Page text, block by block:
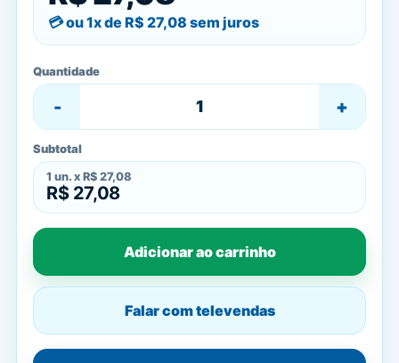
ou 1x de R$ 27,08 sem juros
Quantidade
- +
Subtotal
1 un. x R$ 27,08
R$ 27,08
Adicionar ao carrinho
Falar com televendas